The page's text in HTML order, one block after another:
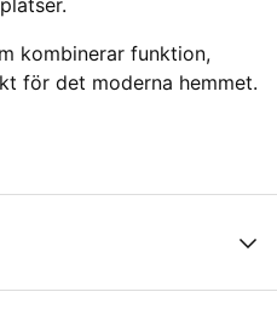
kombinerar funktion,
för det moderna hemmet.